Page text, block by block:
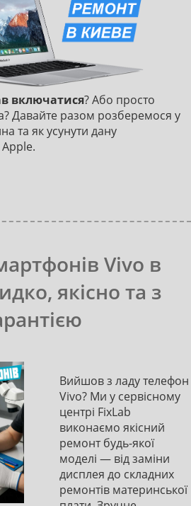
включатися? Або просто
Давайте разом розберемося у
та як усунути дану
Apple.
Vivo в
якісно та з
Вийшов з ладу телефон
Vivo? Ми у сервісному
центрі FixLab
виконаємо якісний
ремонт будь-якої
моделі — від заміни
дисплея до складних
ремонтів материнської